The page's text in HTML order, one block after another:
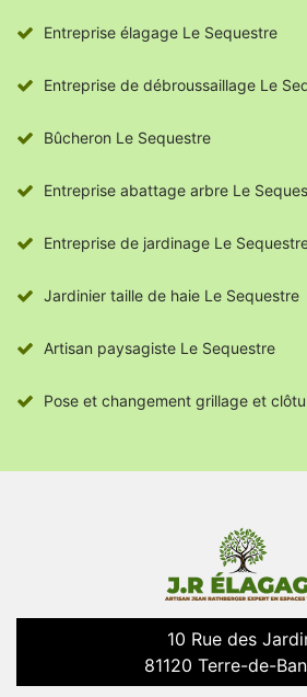
Entreprise élagage Le Sequestre
Entreprise de débroussaillage Le
Bûcheron Le Sequestre
Entreprise abattage arbre Le
Entreprise de jardinage Le
Jardinier taille de haie Le Sequestre
Artisan paysagiste Le Sequestre
Pose et changement grillage et
10 Rue des
81120 Terre-de-